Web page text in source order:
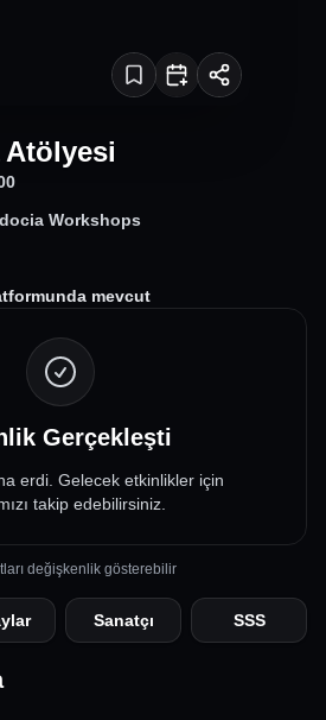
Atölyesi
Workshops
mevcut
Gerçekleşti
erdi. Gelecek etkinlikler için
takip edebilirsiniz.
değişkenlik gösterebilir
Sanatçı SSS